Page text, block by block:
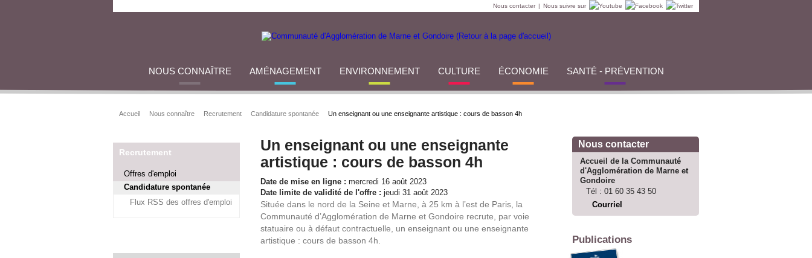
Nous contacter | Nous suivre sur
NOUS CONNAÎTRE AMÉNAGEMENT ENVIRONNEMENT CULTURE ÉCONOMIE SANTÉ - PRÉVENTION
Accueil Nous connaître Recrutement Candidature spontanée Un enseignant ou une enseignante artistique : cours de basson 4h
Recrutement
Offres d'emploi
Candidature spontanée
Flux RSS des offres d'emploi
Un enseignant ou une enseignante
artistique : cours de basson 4h
Date de mise en ligne : mercredi 16 août 2023
Date limite de validité de l'offre : jeudi 31 août 2023
Située dans le nord de la Seine et Marne, à 25 km à l’est de Paris, la
Communauté d’Agglomération de Marne et Gondoire recrute, par voie
statuaire ou à défaut contractuelle, un enseignant ou une enseignante
artistique : cours de basson 4h.
Nous contacter
Accueil de la Communauté
d'Agglomération de Marne et
Gondoire
Tél : 01 60 35 43 50
Courriel
Publications